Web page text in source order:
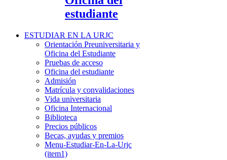
estudiante
ESTUDIAR EN LA URJC
Orientación Preuniversitaria y
Oficina del Estudiante
Pruebas de acceso
Oficina del estudiante
Admisión
Matrícula y convalidaciones
Vida universitaria
Oficina Internacional
Biblioteca
Precios públicos
Becas, ayudas y premios
Menu-Estudiar-En-La-Urjc
(item1)